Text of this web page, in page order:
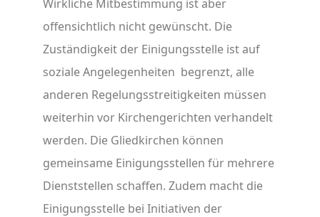
Wirkliche Mitbestimmung ist aber
offensichtlich nicht gewünscht. Die
Zuständigkeit der Einigungsstelle ist auf
soziale Angelegenheiten begrenzt, alle
anderen Regelungsstreitigkeiten müssen
weiterhin vor Kirchengerichten verhandelt
werden. Die Gliedkirchen können
gemeinsame Einigungsstellen für mehrere
Dienststellen schaffen. Zudem macht die
Einigungsstelle bei Initiativen der